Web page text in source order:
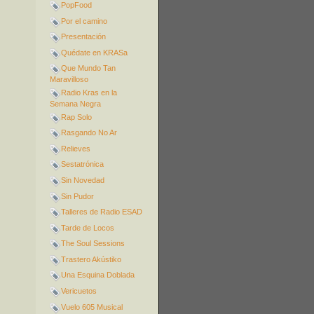
PopFood
Por el camino
Presentación
Quédate en KRASa
Que Mundo Tan
Maravilloso
Radio Kras en la
Semana Negra
Rap Solo
Rasgando No Ar
Relieves
Sestatrónica
Sin Novedad
Sin Pudor
Talleres de Radio ESAD
Tarde de Locos
The Soul Sessions
Trastero Akústiko
Una Esquina Doblada
Vericuetos
Vuelo 605 Musical